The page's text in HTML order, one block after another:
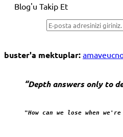
Blog'u Takip Et
buster'a mektuplar:
“Depth answers only to
"How can we lose when